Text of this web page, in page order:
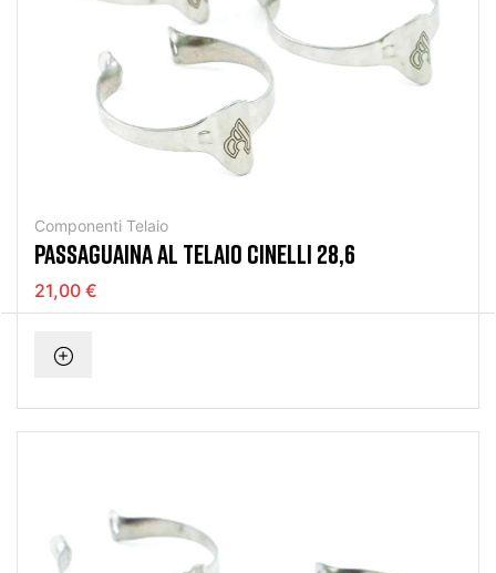
Componenti Telaio
PASSAGUAINA AL TELAIO CINELLI 28,6
21,00 €